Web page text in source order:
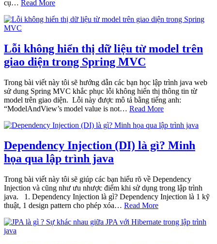
cụ… Read More
Lỗi không hiển thị dữ liệu từ model trên
giao diện trong Spring MVC
Trong bài viết này tôi sẽ hướng dẫn các bạn học lập trình java web
sử dung Spring MVC khắc phục lỗi không hiển thị thông tin từ
model trên giao diện. Lỗi này được mô tả bằng tiếng anh:
“ModelAndView’s model value is not… Read More
Dependency Injection (DI) là gì? Minh
họa qua lập trình java
Trong bài viết này tôi sẽ giúp các bạn hiểu rõ về Dependency
Injection và cũng như ưu nhược điểm khi sử dụng trong lập trình
java. 1. Dependency Injection là gì? Dependency Injection là 1 kỹ
thuật, 1 design pattern cho phép xóa… Read More